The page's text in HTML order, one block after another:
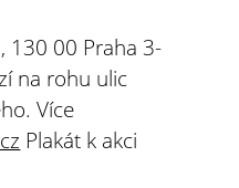
130 00 Praha 3-
na rohu ulic
Více
Plakát k akci